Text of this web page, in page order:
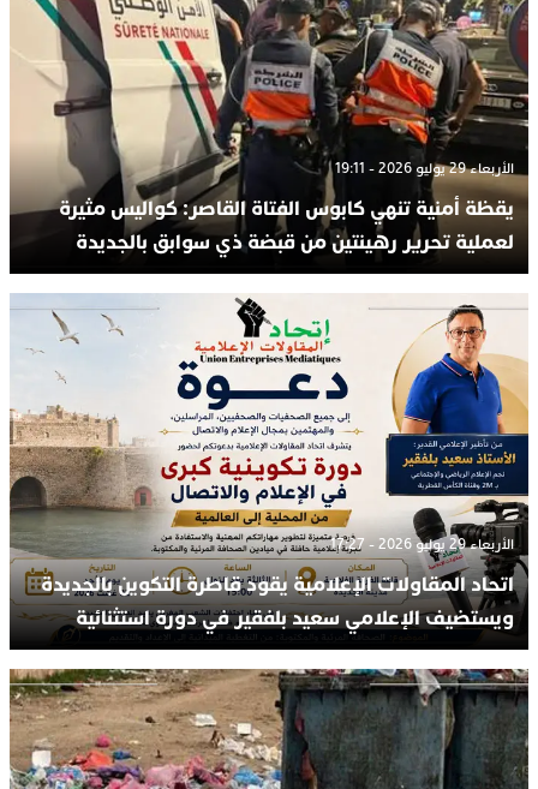
الأربعاء 29 يوليو 2026 - 19:11
يقظة أمنية تنهي كابوس الفتاة القاصر: كواليس مثيرة
لعملية تحرير رهينتين من قبضة ذي سوابق بالجديدة
الأربعاء 29 يوليو 2026 - 17:27
اتحاد المقاولات الإعلامية يقود قاطرة التكوين بالجديدة
ويستضيف الإعلامي سعيد بلفقير في دورة استثنائية